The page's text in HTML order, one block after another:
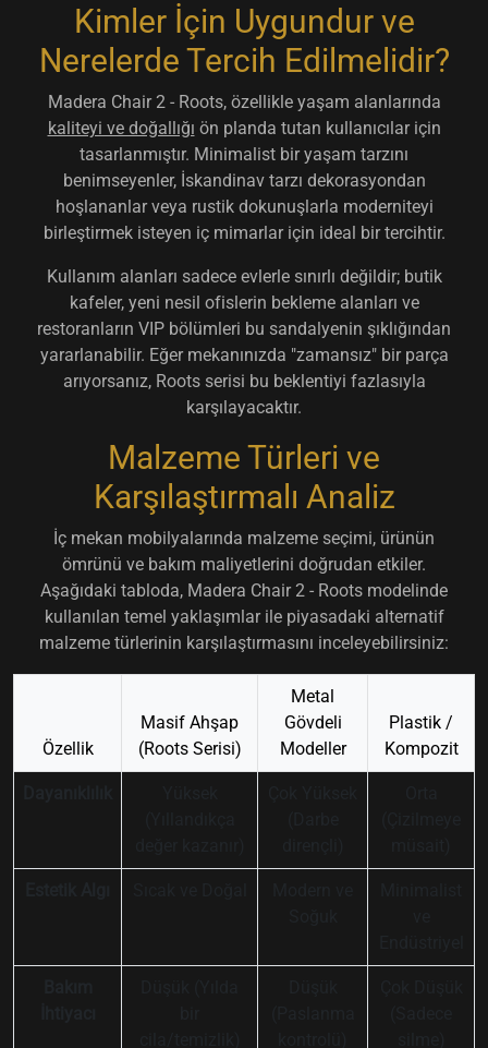
Kimler İçin Uygundur ve
Nerelerde Tercih Edilmelidir?
Madera Chair 2 - Roots, özellikle yaşam alanlarında
kaliteyi ve doğallığı ön planda tutan kullanıcılar için
tasarlanmıştır. Minimalist bir yaşam tarzını
benimseyenler, İskandinav tarzı dekorasyondan
hoşlananlar veya rustik dokunuşlarla moderniteyi
birleştirmek isteyen iç mimarlar için ideal bir tercihtir.
Kullanım alanları sadece evlerle sınırlı değildir; butik
kafeler, yeni nesil ofislerin bekleme alanları ve
restoranların VIP bölümleri bu sandalyenin şıklığından
yararlanabilir. Eğer mekanınızda "zamansız" bir parça
arıyorsanız, Roots serisi bu beklentiyi fazlasıyla
karşılayacaktır.
Malzeme Türleri ve
Karşılaştırmalı Analiz
İç mekan mobilyalarında malzeme seçimi, ürünün
ömrünü ve bakım maliyetlerini doğrudan etkiler.
Aşağıdaki tabloda, Madera Chair 2 - Roots modelinde
kullanılan temel yaklaşımlar ile piyasadaki alternatif
malzeme türlerinin karşılaştırmasını inceleyebilirsiniz:
Özellik
Masif Ahşap
(Roots Serisi)
Metal
Gövdeli
Modeller
Plastik /
Kompozit